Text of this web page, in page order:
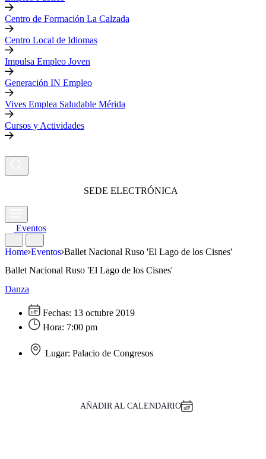
Centro de Formación La Calzada
Centro Local de Idiomas
Impulsa Empleo Joven
Generación IN Empleo
Vives Emplea Saludable Mérida
Cursos y Actividades
SEDE ELECTRÓNICA
Eventos
Home Eventos Ballet Nacional Ruso 'El Lago de los Cisnes'
Ballet Nacional Ruso 'El Lago de los Cisnes'
Danza
Fechas: 13 octubre 2019
Hora: 7:00 pm
Lugar: Palacio de Congresos
AÑADIR AL CALENDARIO